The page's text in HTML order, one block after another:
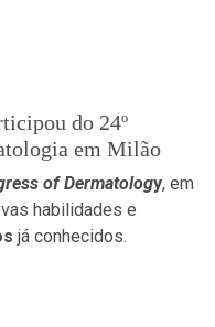
do 24º
em Milão
of Dermatology, em
habilidades e
já conhecidos.